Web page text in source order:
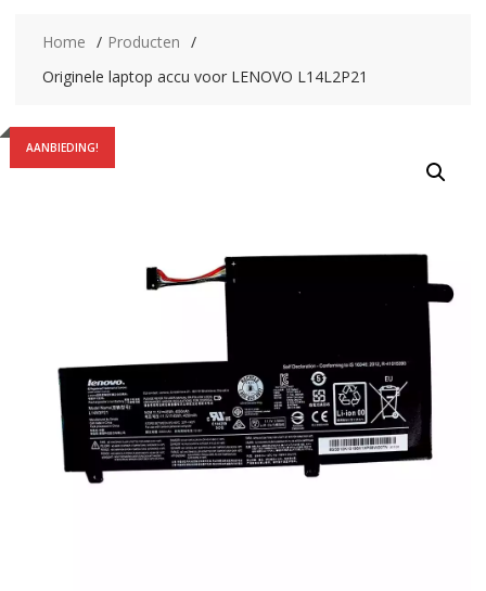
Home
Producten
Originele laptop accu voor LENOVO L14L2P21
AANBIEDING!